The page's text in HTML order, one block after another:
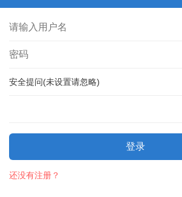
安全提问(未设置请忽略)
登录
还没有注册？